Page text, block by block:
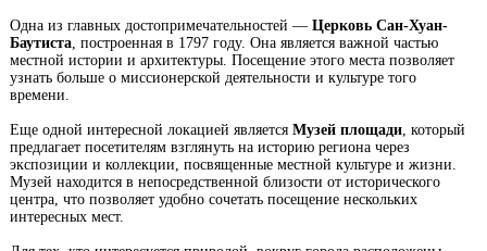
Одна из главных достопримечательностей — Церковь Сан-Хуан-
Баутиста, построенная в 1797 году. Она является важной частью
местной истории и архитектуры. Посещение этого места позволяет
узнать больше о миссионерской деятельности и культуре того
времени.
Еще одной интересной локацией является Музей площади, который
предлагает посетителям взглянуть на историю региона через
экспозиции и коллекции, посвященные местной культуре и жизни.
Музей находится в непосредственной близости от исторического
центра, что позволяет удобно сочетать посещение нескольких
интересных мест.